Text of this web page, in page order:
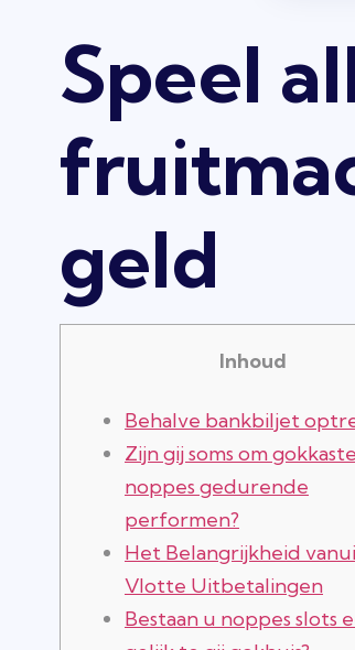
Speel
geld
Inhoud
Behalve bankbiljet
Zijn gij soms om
noppes gedurende
performen?
Het Belangrijkheid
Vlotte Uitbetalingen
Bestaan u noppes slots